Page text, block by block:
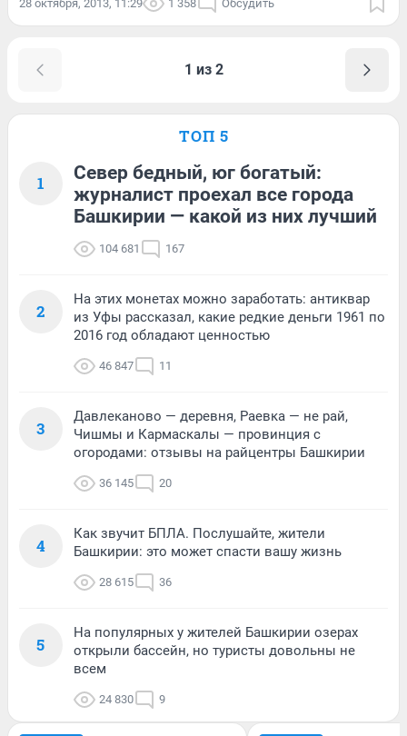
28 октября, 2013, 11:29 1 358 Обсудить
1 из 2
ТОП 5
1
Север бедный, юг богатый:
журналист проехал все города
Башкирии — какой из них лучший
104 681 167
2
На этих монетах можно заработать: антиквар
из Уфы рассказал, какие редкие деньги 1961 по
2016 год обладают ценностью
46 847 11
3
Давлеканово — деревня, Раевка — не рай,
Чишмы и Кармаскалы — провинция с
огородами: отзывы на райцентры Башкирии
36 145 20
4
Как звучит БПЛА. Послушайте, жители
Башкирии: это может спасти вашу жизнь
28 615 36
5
На популярных у жителей Башкирии озерах
открыли бассейн, но туристы довольны не
всем
24 830 9